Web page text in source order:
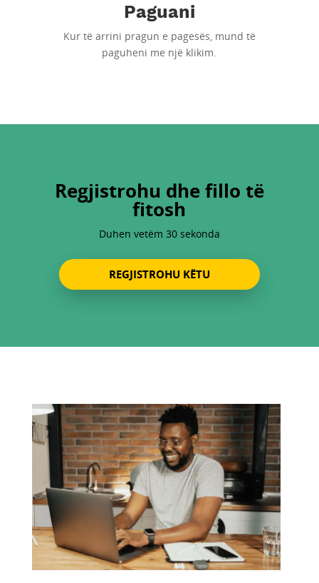
Paguani
Kur të arrini pragun e pagesës, mund të
paguheni me një klikim.
Regjistrohu dhe fillo të
fitosh
Duhen vetëm 30 sekonda
REGJISTROHU KËTU